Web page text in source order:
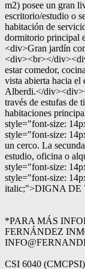
m2) posee un gran
escritorio/estudio o
habitación de
dormitorio principal
<div>Gran jardín
<div><br></
estar comedor,
vista abierta hacia el
Alberdi.</
través de estufas de
habitaciones
style="font-size:
style="font-size:
un cerco. La
estudio, oficina o
style="font-size:
style="font-size:
italic;">DIGNA DE
*PARA MÁS
FERNÁNDEZ
CSI 6040